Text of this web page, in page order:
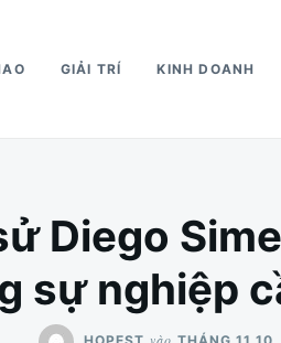
GIẢI TRÍ KINH DOANH
Diego
sự nghiệp
vào